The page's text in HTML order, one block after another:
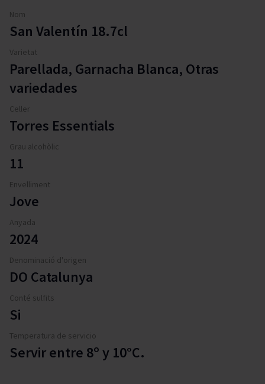
Nom
San Valentín 18.7cl
Varietat
Parellada, Garnacha Blanca, Otras
variedades
Celler
Torres Essentials
Grau alcohòlic
11
Envelliment
Jove
Anyada
2024
Denominació d'origen
DO Catalunya
Conté sulfits
Si
Temperatura de servicio
Servir entre 8º y 10°C.